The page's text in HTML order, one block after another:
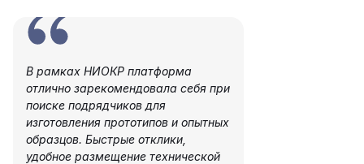
В рамках НИОКР платформа
отлично зарекомендовала себя при
поиске подрядчиков для
изготовления прототипов и опытных
образцов. Быстрые отклики,
удобное размещение технической